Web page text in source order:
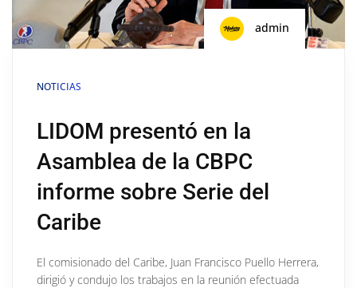
admin
NOTICIAS
LIDOM presentó en la
Asamblea de la CBPC
informe sobre Serie del
Caribe
El comisionado del Caribe, Juan Francisco Puello Herrera,
dirigió y condujo los trabajos en la reunión efectuada